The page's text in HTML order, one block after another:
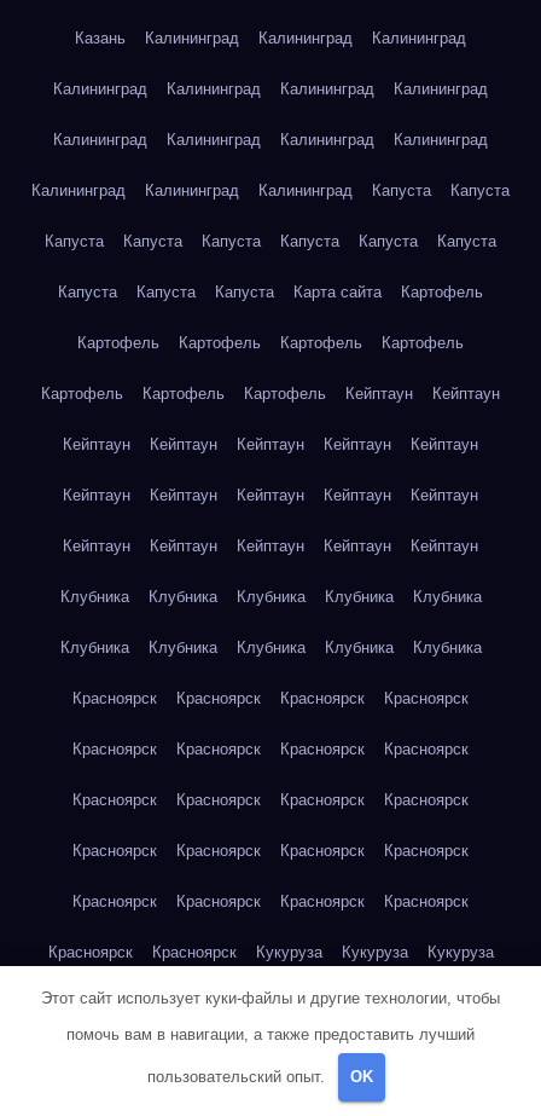
Казань Калининград Калининград Калининград
Калининград Калининград Калининград Калининград
Калининград Калининград Калининград Калининград
Калининград Калининград Калининград Капуста Капуста
Капуста Капуста Капуста Капуста Капуста Капуста
Капуста Капуста Капуста Карта сайта Картофель
Картофель Картофель Картофель Картофель
Картофель Картофель Картофель Кейптаун Кейптаун
Кейптаун Кейптаун Кейптаун Кейптаун Кейптаун
Кейптаун Кейптаун Кейптаун Кейптаун Кейптаун
Кейптаун Кейптаун Кейптаун Кейптаун Кейптаун
Клубника Клубника Клубника Клубника Клубника
Клубника Клубника Клубника Клубника Клубника
Красноярск Красноярск Красноярск Красноярск
Красноярск Красноярск Красноярск Красноярск
Красноярск Красноярск Красноярск Красноярск
Красноярск Красноярск Красноярск Красноярск
Красноярск Красноярск Красноярск Красноярск
Красноярск Красноярск Кукуруза Кукуруза Кукуруза
Кукуруза Кукуруза Кукуруза Кукуруза Кукуруза
Кукуруза
Куриная грудка
Этот сайт использует куки-файлы и другие технологии, чтобы
помочь вам в навигации, а также предоставить лучший
пользовательский опыт. OK